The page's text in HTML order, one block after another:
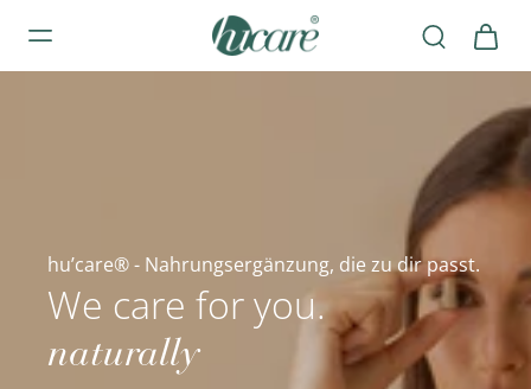
Kostenloser Versand ab 50 € 30 Tage Rückgaberecht In
hu’care® - Nahrungsergänzung, die zu dir passt.
We care for you.
naturally